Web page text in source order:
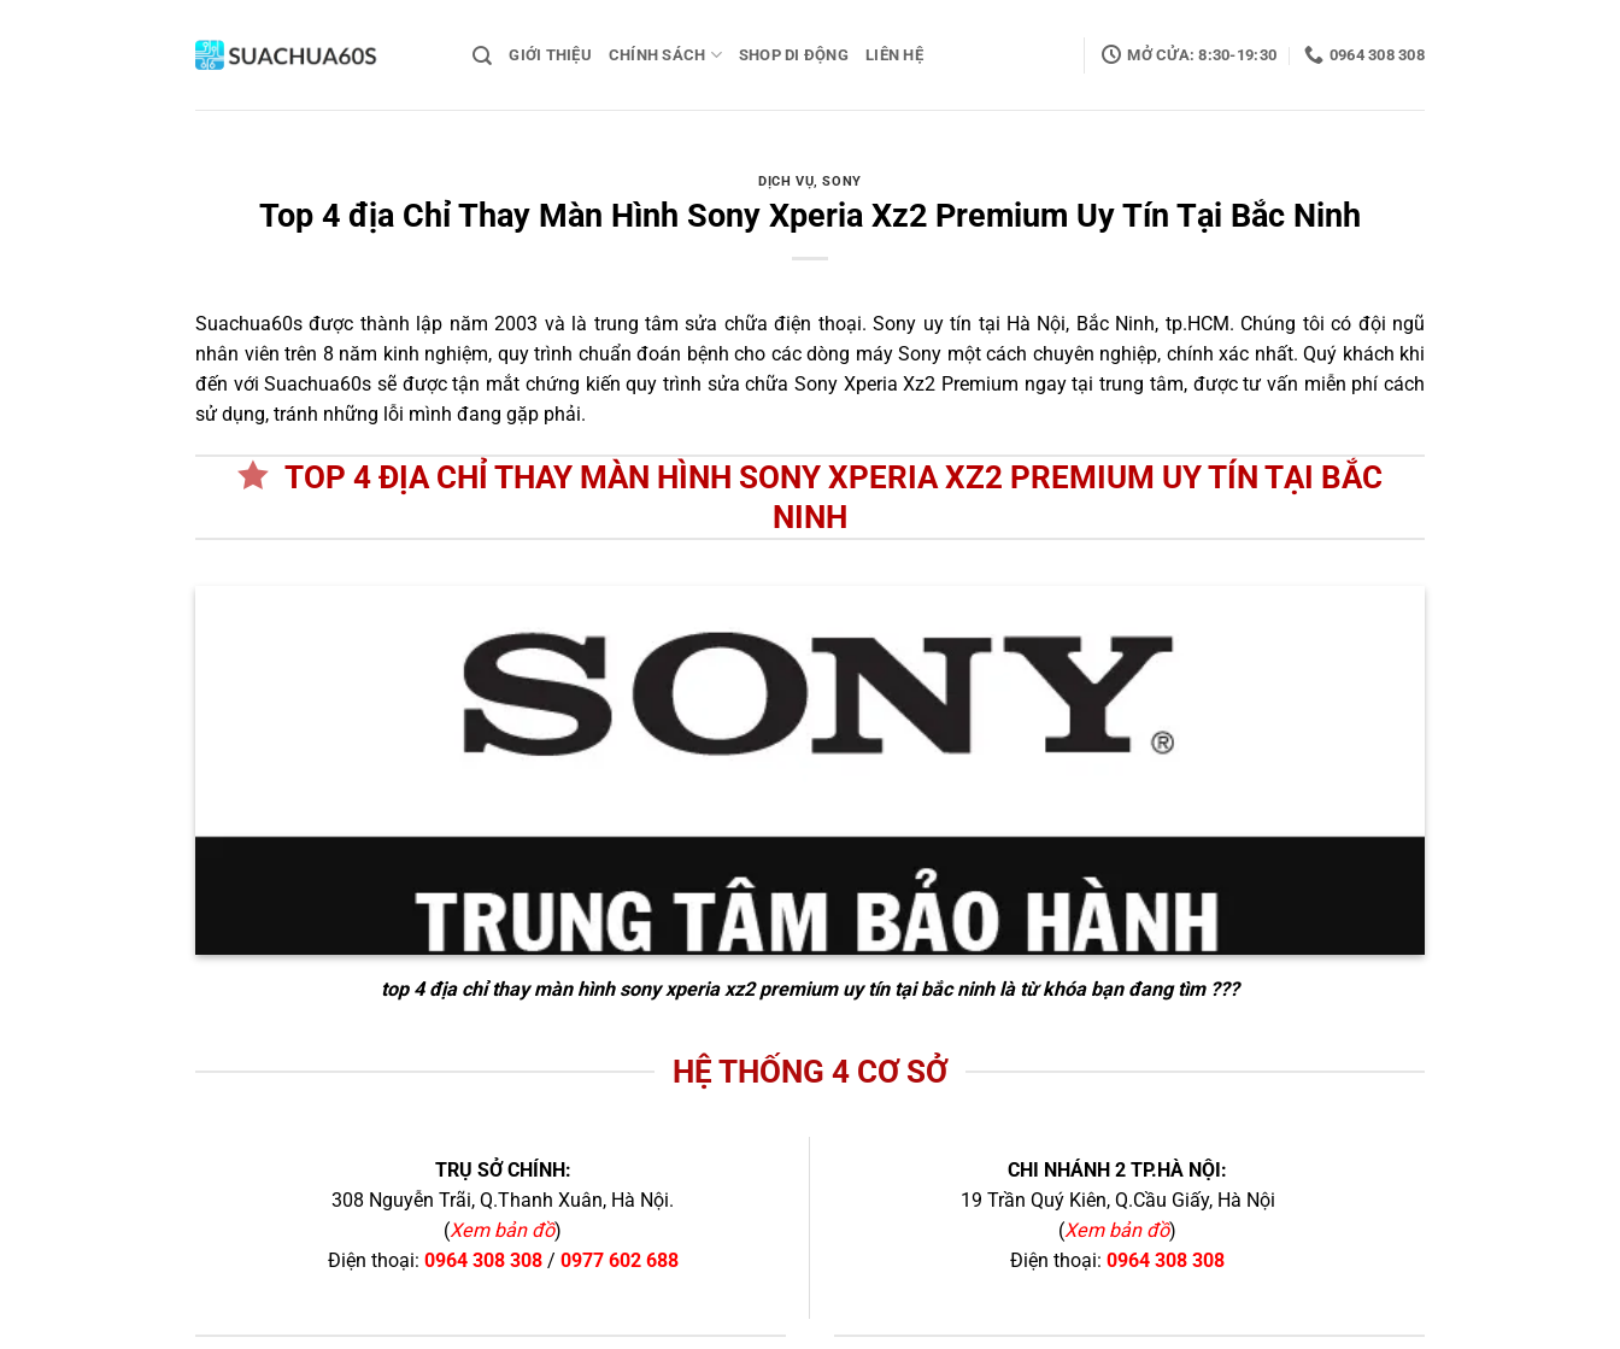
GIỚI THIỆU CHÍNH SÁCH SHOP DI ĐỘNG LIÊN HỆ MỞ CỬA: 8:30-19:30 0964 308 308
DỊCH VỤ,SONY
Top 4 địa Chỉ Thay Màn Hình Sony Xperia Xz2 Premium Uy Tín Tại Bắc Ninh
Suachua60s được thành lập năm 2003 và là trung tâm sửa chữa điện thoại. Sony uy tín tại Hà Nội, Bắc Ninh, tp.HCM. Chúng tôi có đội ngũ
nhân viên trên 8 năm kinh nghiệm, quy trình chuẩn đoán bệnh cho các dòng máy Sony một cách chuyên nghiệp, chính xác nhất. Quý khách khi
đến với Suachua60s sẽ được tận mắt chứng kiến quy trình sửa chữa Sony Xperia Xz2 Premium ngay tại trung tâm, được tư vấn miễn phí cách
sử dụng, tránh những lỗi mình đang gặp phải.
TOP 4 ĐỊA CHỈ THAY MÀN HÌNH SONY XPERIA XZ2 PREMIUM UY TÍN TẠI BẮC
NINH
top 4 địa chỉ thay màn hình sony xperia xz2 premium uy tín tại bắc ninhlà từ khóa bạn đang tìm ???
HỆ THỐNG 4 CƠ SỞ
TRỤ SỞ CHÍNH:
308 Nguyễn Trãi, Q.Thanh Xuân, Hà Nội.
(Xem bản đồ)
Điện thoại: 0964 308 308/ 0977 602 688
CHI NHÁNH 2 TP.HÀ NỘI:
19 Trần Quý Kiên, Q.Cầu Giấy, Hà Nội
(Xem bản đồ)
Điện thoại: 0964 308 308